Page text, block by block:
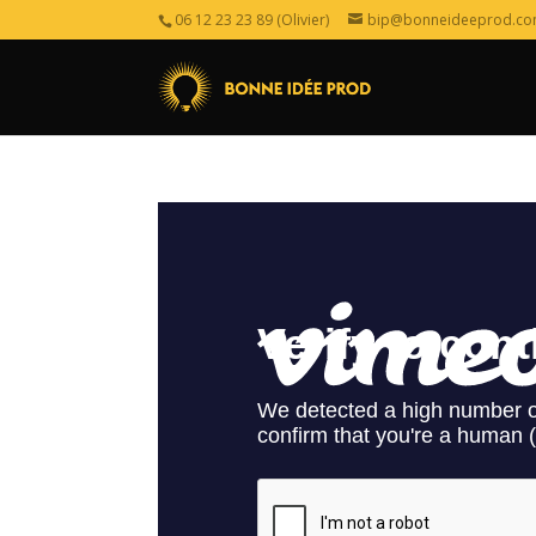
06 12 23 23 89 (Olivier)